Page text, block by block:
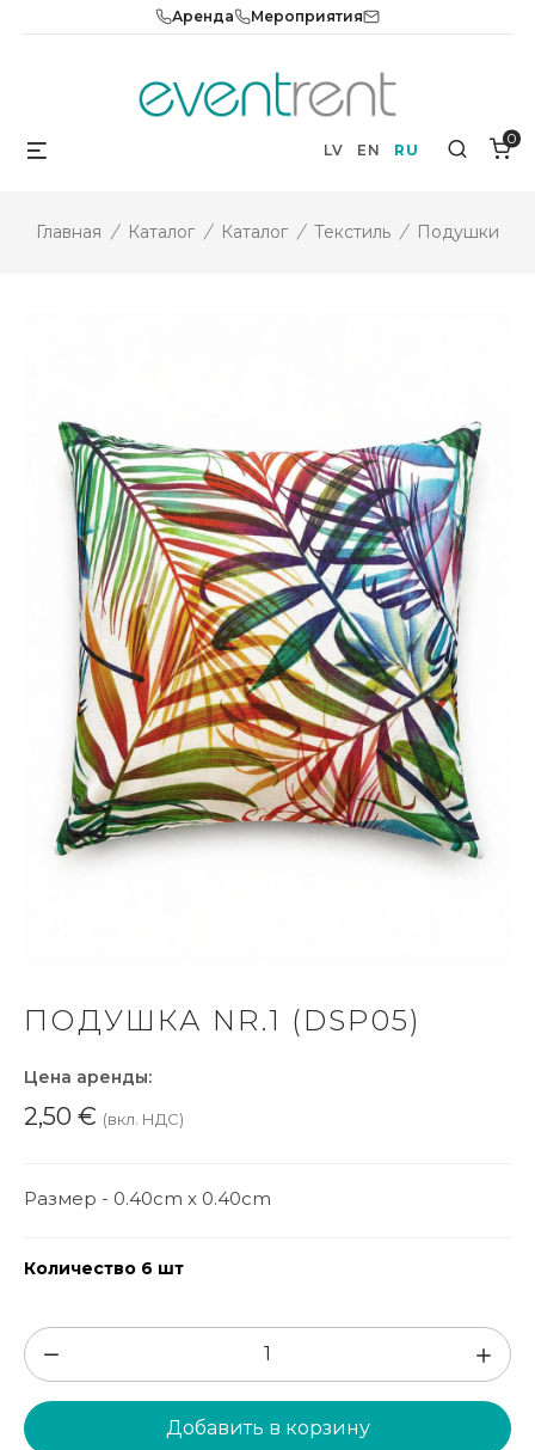
Аренда Мероприятия
LV EN RU Search
0
Главная / Каталог / Каталог / Текстиль / Подушки
ПОДУШКА NR.1 (DSP05)
Цена аренды:
2,50 € (вкл. НДС)
Размер - 0.40cm x 0.40cm
Количество 6 шт
Количество
товара
Подушка
Добавить в корзину